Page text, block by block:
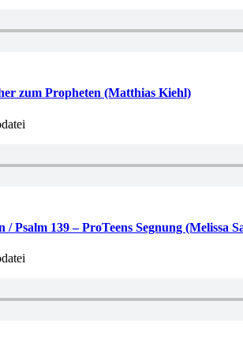
zum Propheten (Matthias Kiehl)
/ Psalm 139 – ProTeens Segnung (Melissa